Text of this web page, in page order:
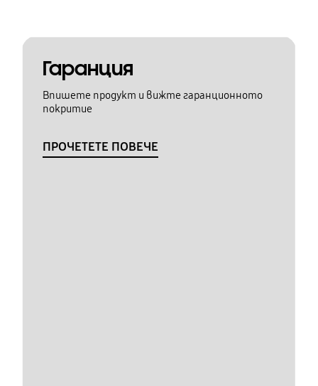
Гаранция
Впишете продукт и вижте гаранционното
покритие
ПРОЧЕТЕТЕ ПОВЕЧЕ